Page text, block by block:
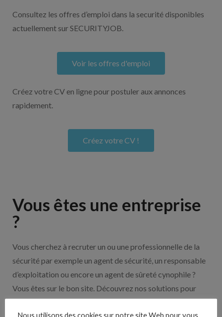
Consultez les offres d’emploi dans la securité disponibles
actuellement sur SECURITYJOB.
Voir les offres d'emploi
Créez votre CV en ligne pour postuler aux annonces
rapidement.
Créez votre CV !
Vous êtes une entreprise
?
Vous cherchez à recruter un ou une professionnelle de la
sécurité par exemple un agent de sécurité, un responsable
d’exploitation ou encore un agent de sûreté cynophile ?
Vous êtes sur le bon site. Découvrez nos solutions pour
Nous utilisons des cookies sur notre site Web pour vous